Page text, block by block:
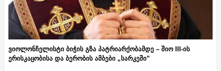
ვიოლონჩელისტი ბიჭის გზა პატრიარქობამდე – შიო III-ის
ერისკაცობისა და ბერობის ამბები „სარკეში”